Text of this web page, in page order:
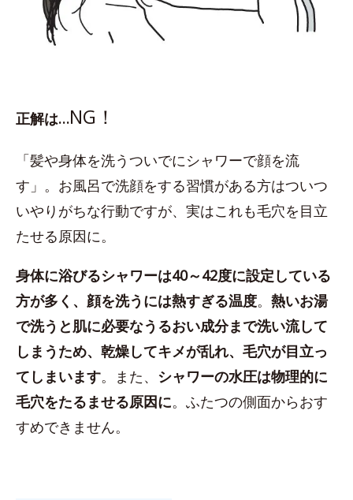
正解は…NG！
「髪や身体を洗うついでにシャワーで顔を流
す」。お風呂で洗顔をする習慣がある方はついつ
いやりがちな行動ですが、実はこれも毛穴を目立
たせる原因に。
身体に浴びるシャワーは40～42度に設定している
方が多く、顔を洗うには熱すぎる温度。 熱いお湯
で洗うと肌に必要なうるおい成分まで洗い流して
しまうため、乾燥してキメが乱れ、毛穴が目立っ
てしまいます。また、 シャワーの水圧は物理的に
毛穴をたるませる原因に。ふたつの側面からおす
すめできません。